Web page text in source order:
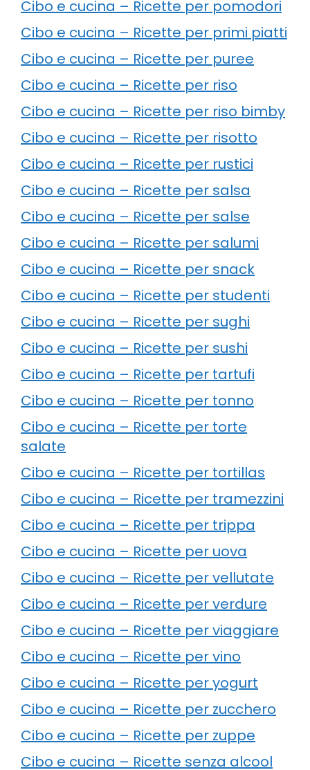
Cibo e cucina – Ricette per pomodori
Cibo e cucina – Ricette per primi piatti
Cibo e cucina – Ricette per puree
Cibo e cucina – Ricette per riso
Cibo e cucina – Ricette per riso bimby
Cibo e cucina – Ricette per risotto
Cibo e cucina – Ricette per rustici
Cibo e cucina – Ricette per salsa
Cibo e cucina – Ricette per salse
Cibo e cucina – Ricette per salumi
Cibo e cucina – Ricette per snack
Cibo e cucina – Ricette per studenti
Cibo e cucina – Ricette per sughi
Cibo e cucina – Ricette per sushi
Cibo e cucina – Ricette per tartufi
Cibo e cucina – Ricette per tonno
Cibo e cucina – Ricette per torte
salate
Cibo e cucina – Ricette per tortillas
Cibo e cucina – Ricette per tramezzini
Cibo e cucina – Ricette per trippa
Cibo e cucina – Ricette per uova
Cibo e cucina – Ricette per vellutate
Cibo e cucina – Ricette per verdure
Cibo e cucina – Ricette per viaggiare
Cibo e cucina – Ricette per vino
Cibo e cucina – Ricette per yogurt
Cibo e cucina – Ricette per zucchero
Cibo e cucina – Ricette per zuppe
Cibo e cucina – Ricette senza alcool